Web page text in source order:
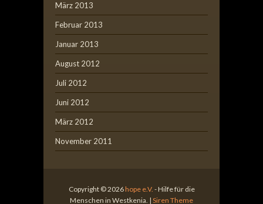
März 2013
Februar 2013
Januar 2013
August 2012
Juli 2012
Juni 2012
März 2012
November 2011
Copyright © 2026hope e.V. - Hilfe für die
Menschen in Westkenia. | Siren Theme